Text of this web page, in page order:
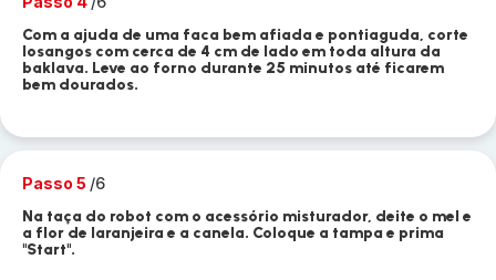
Com a ajuda de uma faca bem afiada e pontiaguda, corte
losangos com cerca de 4 cm de lado em toda altura da
baklava. Leve ao forno durante 25 minutos até ficarem
bem dourados.
Passo 5 /6
Na taça do robot com o acessório misturador, deite o mel e
a flor de laranjeira e a canela. Coloque a tampa e prima
"Start".